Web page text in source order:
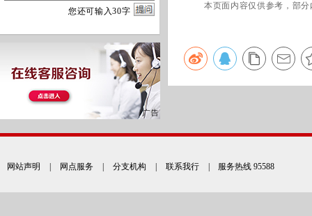
您还可输入30字
本页面内容仅供参考，部
网站声明 网点服务 分支机构 联系我行 | 服务热线 95588